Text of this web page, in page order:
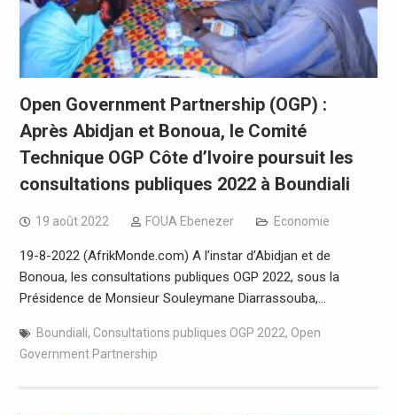
Open Government Partnership (OGP) :
Après Abidjan et Bonoua, le Comité
Technique OGP Côte d’Ivoire poursuit les
consultations publiques 2022 à Boundiali
19 août 2022 FOUA Ebenezer Economie
19-8-2022 (AfrikMonde.com) A l’instar d’Abidjan et de
Bonoua, les consultations publiques OGP 2022, sous la
Présidence de Monsieur Souleymane Diarrassouba,…
Boundiali, Consultations publiques OGP 2022, Open
Government Partnership